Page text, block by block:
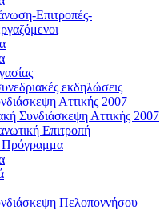
Επιτροπές-
εκδηλώσεις
Αττικής 2007
Συνδιάσκεψη Αττικής 2007
Επιτροπή
Πρόγραμμα
Πελοποννήσου